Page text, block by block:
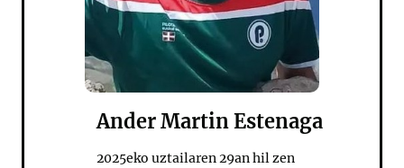
Ander Martin Estenaga
2025eko uztailaren 29an hil zen